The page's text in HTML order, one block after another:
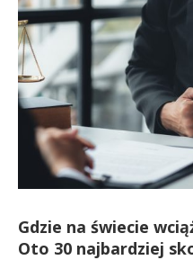
Gdzie na świecie
Oto 30 najbardziej